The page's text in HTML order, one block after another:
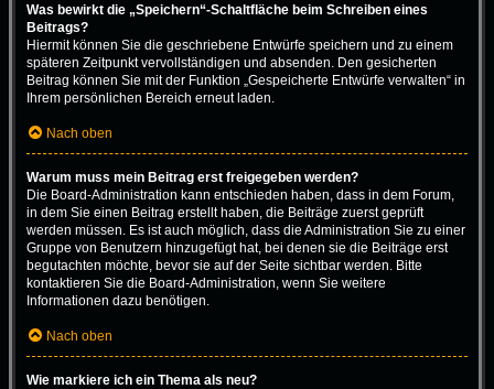
Was bewirkt die „Speichern“-Schaltfläche beim Schreiben eines
Beitrags?
Hiermit können Sie die geschriebene Entwürfe speichern und zu einem
späteren Zeitpunkt vervollständigen und absenden. Den gesicherten
Beitrag können Sie mit der Funktion „Gespeicherte Entwürfe verwalten“ in
Ihrem persönlichen Bereich erneut laden.
Nach oben
Warum muss mein Beitrag erst freigegeben werden?
Die Board-Administration kann entschieden haben, dass in dem Forum,
in dem Sie einen Beitrag erstellt haben, die Beiträge zuerst geprüft
werden müssen. Es ist auch möglich, dass die Administration Sie zu einer
Gruppe von Benutzern hinzugefügt hat, bei denen sie die Beiträge erst
begutachten möchte, bevor sie auf der Seite sichtbar werden. Bitte
kontaktieren Sie die Board-Administration, wenn Sie weitere
Informationen dazu benötigen.
Nach oben
Wie markiere ich ein Thema als neu?